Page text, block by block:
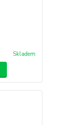
Skladem